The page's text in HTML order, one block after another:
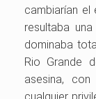
cambiarían el
resultaba
dominaba
Rio Grande
asesina,